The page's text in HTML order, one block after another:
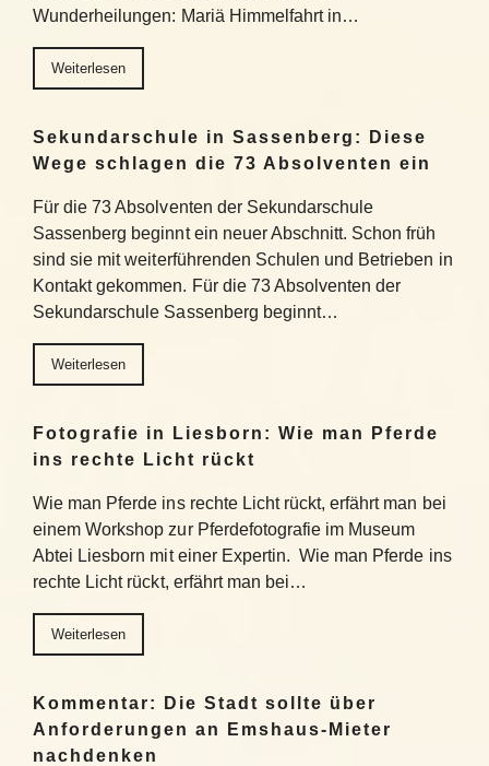
Wunderheilungen: Mariä Himmelfahrt in…
Weiterlesen
Sekundarschule in Sassenberg: Diese
Wege schlagen die 73 Absolventen ein
Für die 73 Absolventen der Sekundarschule
Sassenberg beginnt ein neuer Abschnitt. Schon früh
sind sie mit weiterführenden Schulen und Betrieben in
Kontakt gekommen. Für die 73 Absolventen der
Sekundarschule Sassenberg beginnt…
Weiterlesen
Fotografie in Liesborn: Wie man Pferde
ins rechte Licht rückt
Wie man Pferde ins rechte Licht rückt, erfährt man bei
einem Workshop zur Pferdefotografie im Museum
Abtei Liesborn mit einer Expertin. Wie man Pferde ins
rechte Licht rückt, erfährt man bei…
Weiterlesen
Kommentar: Die Stadt sollte über
Anforderungen an Emshaus-Mieter
nachdenken